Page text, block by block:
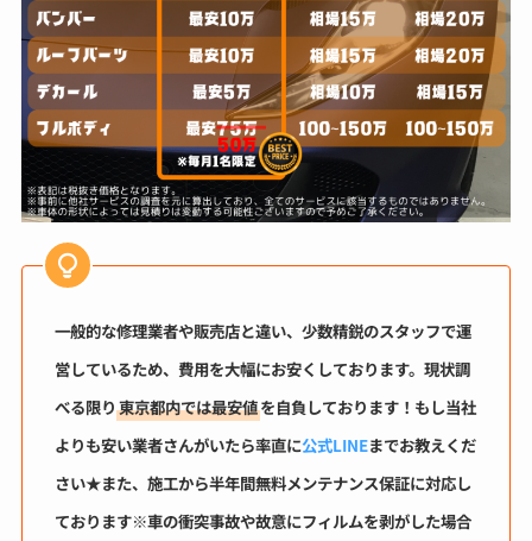
一般的な修理業者や販売店と違い、少数精鋭のスタッフで運
営しているため、費用を大幅にお安くしております。現状調
べる限り東京都内では最安値を自負しております！もし当社
よりも安い業者さんがいたら率直に公式LINEまでお教えくだ
さい★また、施工から半年間無料メンテナンス保証に対応し
ております※車の衝突事故や故意にフィルムを剥がした場合